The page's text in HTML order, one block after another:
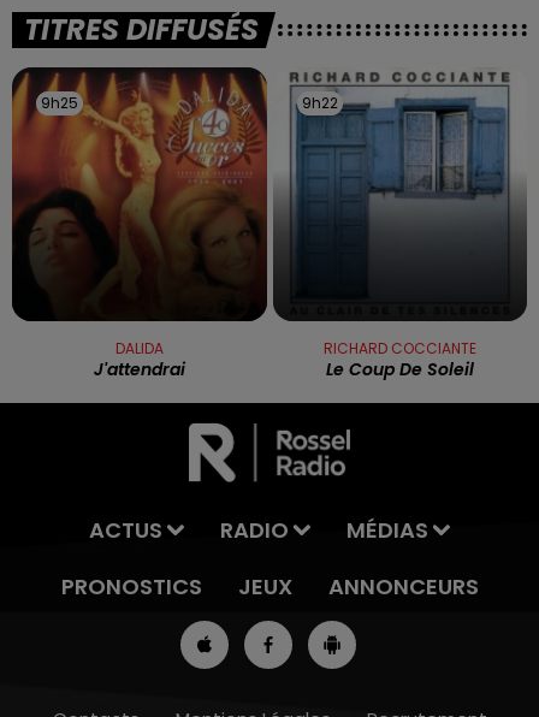
TITRES DIFFUSÉS
9h25
9h25
DALIDA
J'attendrai
9h22
9h22
RICHARD COCCIANTE
Le Coup De Soleil
ACTUS RADIO
MÉDIAS
PRONOSTICS
JEUX ANNONCEURS